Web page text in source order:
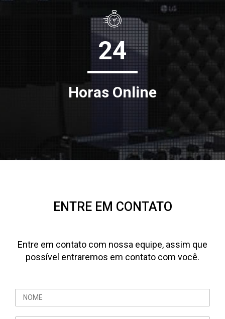
24
Horas Online
ENTRE EM CONTATO
Entre em contato com nossa equipe, assim que
possível entraremos em contato com você.